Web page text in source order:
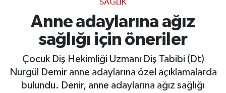
SAĞLIK
Anne adaylarına ağız
sağlığı için öneriler
Çocuk Diş Hekimliği Uzmanı Diş Tabibi (Dt)
Nurgül Demir anne adaylarına özel açıklamalarda
bulundu. Denir, anne adaylarına ağız sağlığı